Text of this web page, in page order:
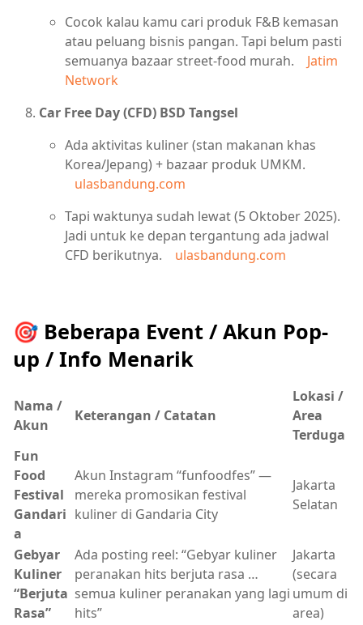
Cocok kalau kamu cari produk F&B kemasan
atau peluang bisnis pangan. Tapi belum pasti
semuanya bazaar street-food murah.
Jatim
Network
Car Free Day (CFD) BSD Tangsel
Ada aktivitas kuliner (stan makanan khas
Korea/Jepang) + bazaar produk UMKM.
ulasbandung.com
Tapi waktunya sudah lewat (5 Oktober 2025).
Jadi untuk ke depan tergantung ada jadwal
CFD berikutnya.
ulasbandung.com
🎯 Beberapa Event / Akun Pop-
up / Info Menarik
Nama /
Akun
Keterangan / Catatan
Lokasi /
Area
Terduga
Fun
Food
Festival
Gandari
a
Akun Instagram “funfoodfes” —
mereka promosikan festival
kuliner di Gandaria City
Jakarta
Selatan
Gebyar
Kuliner
“Berjuta
Rasa”
Ada posting reel: “Gebyar kuliner
peranakan hits berjuta rasa …
semua kuliner peranakan yang lagi
hits”
Jakarta
(secara
umum di
area)